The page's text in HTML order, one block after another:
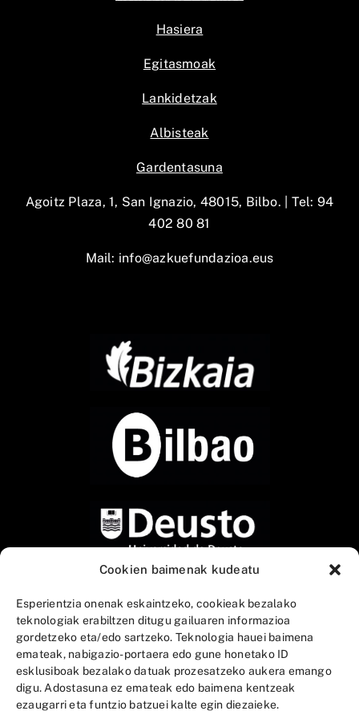
Cookien baimenak kudeatu
Esperientzia onenak eskaintzeko, cookieak bezalako
teknologiak erabiltzen ditugu gailuaren informazioa
gordetzeko eta/edo sartzeko. Teknologia hauei baimena
emateak, nabigazio-portaera edo gune honetako ID
esklusiboak bezalako datuak prozesatzeko aukera emango
digu. Adostasuna ez emateak edo baimena kentzeak
ezaugarri eta funtzio batzuei kalte egin diezaieke.
Hasiera
Egitasmoak
Lankidetzak
Albisteak
Gardentasuna
Agoitz Plaza, 1, San Ignazio, 48015, Bilbo. | Tel: 94
402 80 81
Mail: info@azkuefundazioa.eus